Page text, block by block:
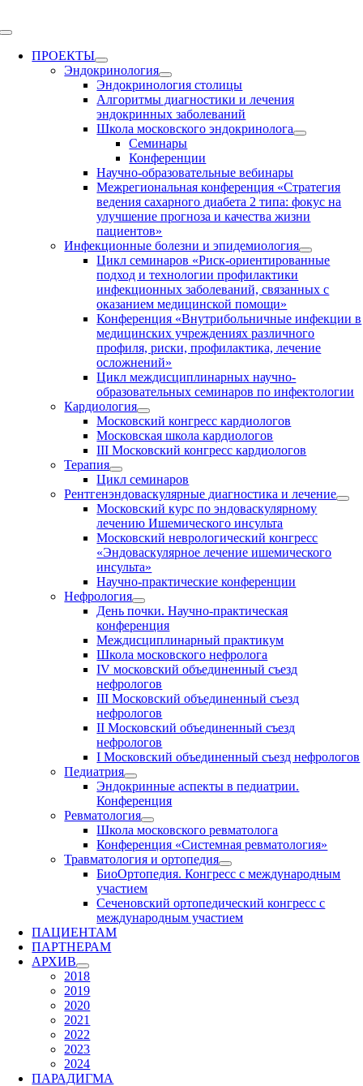
to
Toggle
NavigationПРОЕКТЫ
Эндокринология
Эндокринология столицы
Алгоритмы диагностики и лечения
эндокринных заболеваний
Школа московского эндокринолога
Семинары
Конференции
Научно-образовательные вебинары
Межрегиональная конференция «Стратегия
ведения сахарного диабета 2 типа: фокус на
улучшение прогноза и качества жизни
пациентов»
Инфекционные болезни и эпидемиология
Цикл семинаров «Риск-ориентированные
подход и технологии профилактики
инфекционных заболеваний, связанных с
оказанием медицинской помощи»
Конференция «Внутрибольничные инфекции в
медицинских учреждениях различного
профиля, риски, профилактика, лечение
осложнений»
Цикл междисциплинарных научно-
образовательных семинаров по инфектологии
Кардиология
Московский конгресс кардиологов
Московская школа кардиологов
III Московский конгресс кардиологов
Терапия
Цикл семинаров
Рентгенэндоваскулярные диагностика и лечение
Московский курс по эндоваскулярному
лечению Ишемического инсульта
Московский неврологический конгресс
«Эндоваскулярное лечение ишемического
инсульта»
Научно-практические конференции
Нефрология
День почки. Научно-практическая
конференция
Междисциплинарный практикум
Школа московского нефролога
IV московский объединенный съезд
нефрологов
III Московский объединенный съезд
нефрологов
II Московский объединенный съезд
нефрологов
I Московский объединенный съезд нефрологов
Педиатрия
Эндокринные аспекты в педиатрии.
Конференция
Ревматология
Школа московского ревматолога
Конференция «Системная ревматология»
Травматология и ортопедия
БиоОртопедия. Конгресс с международным
участием
Сеченовский ортопедический конгресс с
международным участием
ПАЦИЕНТАМ
ПАРТНЕРАМ
АРХИВ
2018
2019
2020
2021
2022
2023
2024
ПАРАДИГМА